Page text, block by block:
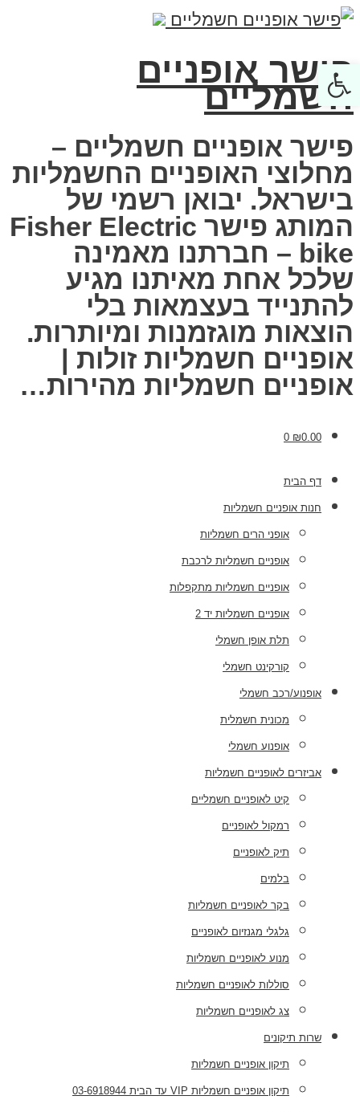
פישר אופניים
חשמליים
פישר אופניים חשמליים –
מחלוצי האופניים החשמליות
בישראל. יבואן רשמי של
המותג פישר Fisher Electric
bike – חברתנו מאמינה
שלכל אחת מאיתנו מגיע
להתנייד בעצמאות בלי
הוצאות מוגזמנות ומיותרות.
אופניים חשמליות זולות |
אופניים חשמליות מהירות…
₪0.00
0
דף הבית
חנות אופניים חשמליות
אופני הרים חשמליות
אופניים חשמליות לרכבת
אופניים חשמליות מתקפלות
אופניים חשמליות יד 2
תלת אופן חשמלי
קורקינט חשמלי
אופנוע/רכב חשמלי
מכונית חשמלית
אופנוע חשמלי
אביזרים לאופניים חשמליות
קיט לאופניים חשמליים
רמקול לאופניים
תיק לאופניים
בלמים
בקר לאופניים חשמליות
גלגלי מגנזיום לאופניים
מנוע לאופניים חשמליות
סוללות לאופניים חשמליות
צג לאופניים חשמליות
שרות תיקונים
תיקון אופניים חשמליות
תיקון אופניים חשמליות VIP עד הבית 03-6918944
Open toolbar